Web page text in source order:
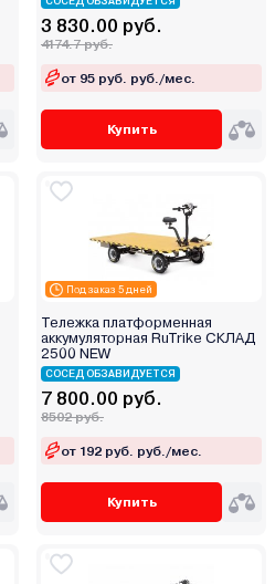
3 830.00 руб.
4174.7 руб.
от 95 руб. руб./мес.
Купить
Под заказ 5 дней
Тележка платформенная
аккумуляторная RuTrike СКЛАД
2500 NEW
СОСЕД ОБЗАВИДУЕТСЯ
7 800.00 руб.
8502 руб.
от 192 руб. руб./мес.
Купить